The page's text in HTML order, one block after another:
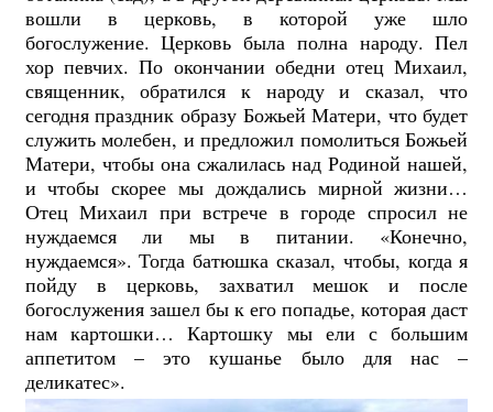
вошли в церковь, в которой уже шло
богослужение. Церковь была полна народу. Пел
хор певчих. По окончании обедни отец Михаил,
священник, обратился к народу и сказал, что
сегодня праздник образу Божьей Матери, что будет
служить молебен, и предложил помолиться Божьей
Матери, чтобы она сжалилась над Родиной нашей,
и чтобы скорее мы дождались мирной жизни…
Отец Михаил при встрече в городе спросил не
нуждаемся ли мы в питании. «Конечно,
нуждаемся». Тогда батюшка сказал, чтобы, когда я
пойду в церковь, захватил мешок и после
богослужения зашел бы к его попадье, которая даст
нам картошки… Картошку мы ели с большим
аппетитом – это кушанье было для нас –
деликатес».